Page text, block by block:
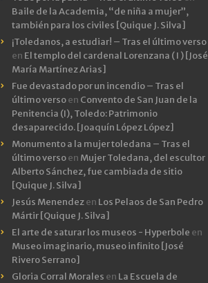
Baile de la Academia, “de niña a mujer”,
también para los civiles [Quique J. Silva]
¡Toledanos, a estudiar! – Tras el último verso
en El templo del cardenal Lorenzana ( I ) [José
María Martínez Arias]
Fue devastado por un incendio – Tras el
último versoen Convento de San Juan de la
Penitencia (I), Toledo: Patrimonio
desaparecido. [Joaquín López López]
Monumento a la mujer toledana – Tras el
último versoen Mujer Toledana, del escultor
Alberto Sánchez, fue cambiada de sitio
[Quique J. Silva]
Jesús Menendezen Los Pelaos de San Pedro
Mártir [Quique J. Silva]
El arte de saturar los museos - Hyperbole en
Museo imaginario, museo infinito [José
Rivero Serrano]
Gloria Corral Morales en La Escuela de